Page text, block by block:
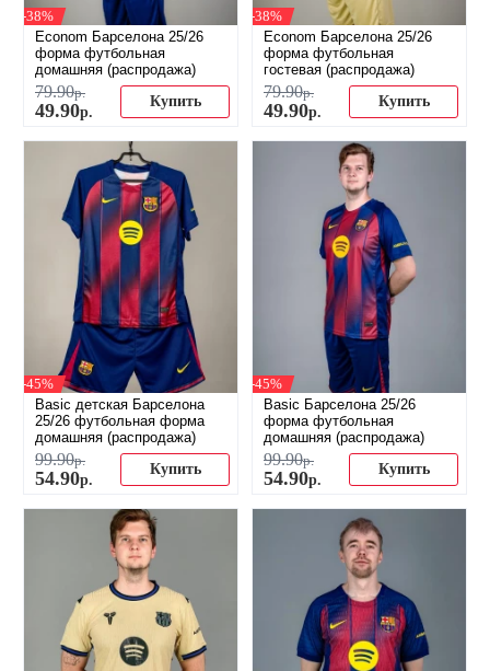
-38%
Econom Барселона 25/26
форма футбольная
домашняя (распродажа)
79.90р.
49.90р.
Купить
-38%
Econom Барселона 25/26
форма футбольная
гостевая (распродажа)
79.90р.
49.90р.
Купить
-45%
Basic детская Барселона
25/26 футбольная форма
домашняя (распродажа)
99.90р.
54.90р.
Купить
-45%
Basic Барселона 25/26
форма футбольная
домашняя (распродажа)
99.90р.
54.90р.
Купить